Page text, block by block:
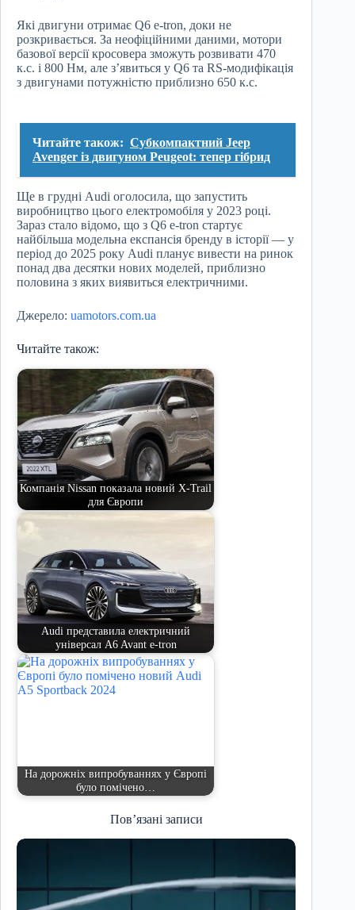
Які двигуни отримає Q6 e-tron, доки не
розкривається. За неофіційними даними, мотори
базової версії кросовера зможуть розвивати 470
к.с. і 800 Нм, але з’явиться у Q6 та RS-модифікація
з двигунами потужністю приблизно 650 к.с.
Читайте також: Субкомпактний Jeep
Avenger із двигуном Peugeot: тепер гібрид
Ще в грудні Audi оголосила, що запустить
виробництво цього електромобіля у 2023 році.
Зараз стало відомо, що з Q6 e-tron стартує
найбільша модельна експансія бренду в історії — у
період до 2025 року Audi планує вивести на ринок
понад два десятки нових моделей, приблизно
половина з яких виявиться електричними.
Джерело: uamotors.com.ua
Читайте також:
Компанія Nissan показала новий X-Trail
для Європи
Audi представила електричний
універсал A6 Avant e-tron
На дорожніх випробуваннях у Європі
було помічено…
Пов’язані записи